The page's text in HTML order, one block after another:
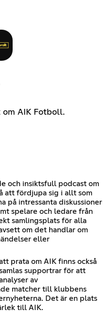
AIK Fotboll.
och insiktsfull podcast om
att fördjupa sig i allt som
på intressanta diskussioner
spelare och ledare från
samlingsplats för alla
om det handlar om
eller
prata om AIK finns också
supportrar för att
av
matcher till klubbens
Det är en plats
till AIK.